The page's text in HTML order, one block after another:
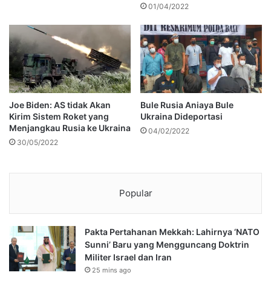
01/04/2022
Joe Biden: AS tidak Akan
Kirim Sistem Roket yang
Menjangkau Rusia ke Ukraina
30/05/2022
Bule Rusia Aniaya Bule
Ukraina Dideportasi
04/02/2022
Popular
Pakta Pertahanan Mekkah: Lahirnya ‘NATO
Sunni’ Baru yang Mengguncang Doktrin
Militer Israel dan Iran
25 mins ago